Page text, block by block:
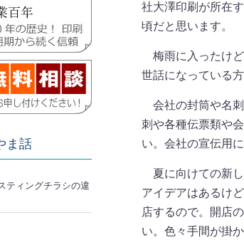
社大澤印刷が所在
頃だと思います。
梅雨に入ったけど
世話になっている
会社の封筒や名刺
刺や各種伝票類や
い。会社の宣伝用
夏に向けての新し
アイデアはあるけ
店するので。開店
い。色々手間が掛
ま話
ティングチラシの違